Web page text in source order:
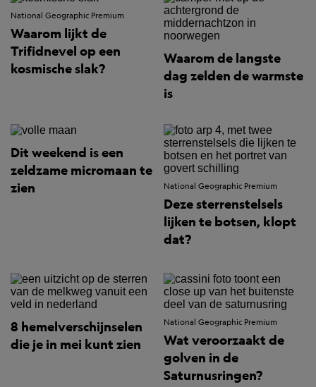
National Geographic Premium
Waarom lijkt de
Trifidnevel op een
kosmische slak?
Waarom de langste
dag zelden de warmste
is
Dit weekend is een
zeldzame micromaan te
zien
National Geographic Premium
Deze sterrenstelsels
lijken te botsen, klopt
dat?
8 hemelverschijnselen
die je in mei kunt zien
National Geographic Premium
Wat veroorzaakt de
golven in de
Saturnusringen?